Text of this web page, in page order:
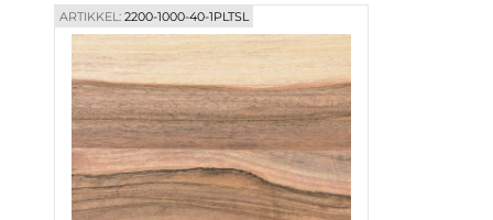
ARTIKKEL:2200-1000-40-1PLTSL